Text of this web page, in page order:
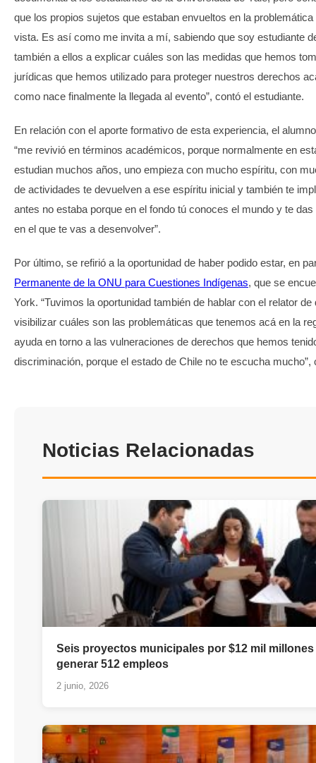
que los propios sujetos que estaban envueltos en la
vista. Es así como me invita a mí, sabiendo que soy estudiante
también a ellos a explicar cuáles son las medidas que hemos
jurídicas que hemos utilizado para proteger nuestros derechos
como nace finalmente la llegada al evento”, contó el estudiante.
En relación con el aporte formativo de esta experiencia, el
“me revivió en términos académicos, porque normalmente en
estudian muchos años, uno empieza con mucho espíritu, con
de actividades te devuelven a ese espíritu inicial y también te
antes no estaba porque en el fondo tú conoces el mundo y te
en el que te vas a desenvolver”.
Por último, se refirió a la oportunidad de haber podido estar, en
Permanente de la ONU para Cuestiones Indígenas, que se
York. “Tuvimos la oportunidad también de hablar con el relator
visibilizar cuáles son las problemáticas que tenemos acá en la
ayuda en torno a las vulneraciones de derechos que hemos
discriminación, porque el estado de Chile no te escucha mucho”,
Noticias Relacionadas
Seis proyectos municipales por $12 mil
generar 512 empleos
2 junio, 2026